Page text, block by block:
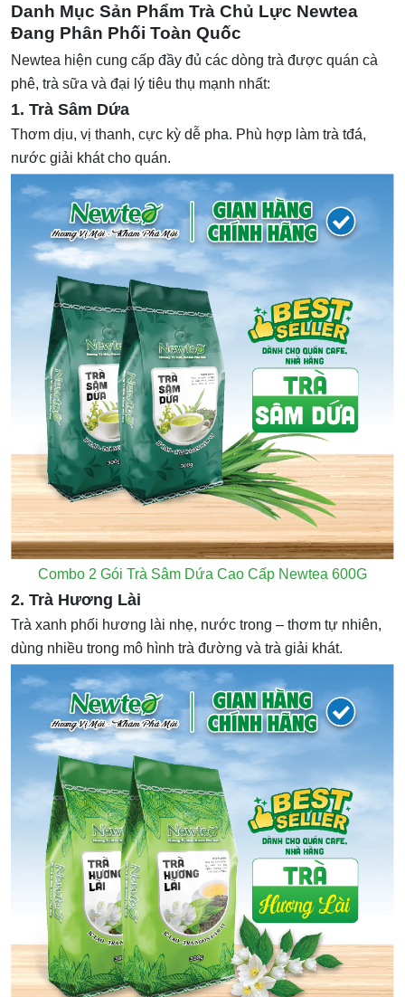
Danh Mục Sản Phẩm Trà Chủ Lực Newtea
Đang Phân Phối Toàn Quốc
Newtea hiện cung cấp đầy đủ các dòng trà được quán cà
phê, trà sữa và đại lý tiêu thụ mạnh nhất:
1. Trà Sâm Dứa
Thơm dịu, vị thanh, cực kỳ dễ pha. Phù hợp làm trà tđá,
nước giải khát cho quán.
Combo 2 Gói Trà Sâm Dứa Cao Cấp Newtea 600G
2. Trà Hương Lài
Trà xanh phối hương lài nhẹ, nước trong – thơm tự nhiên,
dùng nhiều trong mô hình trà đường và trà giải khát.